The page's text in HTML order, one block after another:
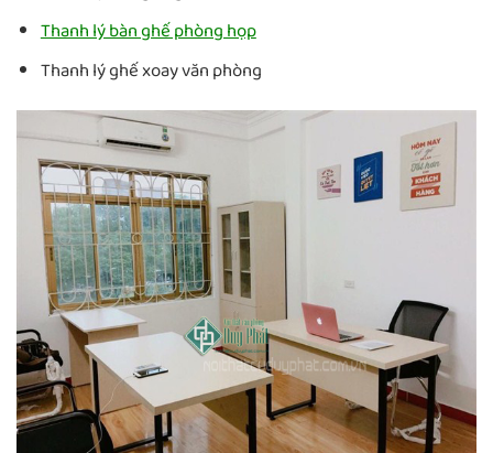
Thanh lý bàn ghế phòng họp
Thanh lý ghế xoay văn phòng